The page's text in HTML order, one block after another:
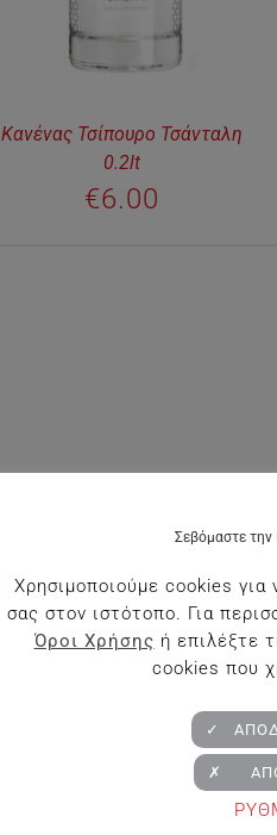
Κανένας Τσίπουρο Τσάνταλη
0.2lt
€6.00
Σεβόμαστε την
Χρησιμοποιούμε cookies για
σας στον ιστότοπο. Για
Όροι Χρήσης ή επιλέξτε
cookies που
✓
✗